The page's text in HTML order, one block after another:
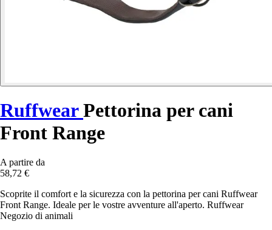
RuffwearPettorina per cani
Front Range
A partire da
58,72 €
Scoprite il comfort e la sicurezza con la pettorina per cani Ruffwear
Front Range. Ideale per le vostre avventure all'aperto. Ruffwear
Negozio di animali